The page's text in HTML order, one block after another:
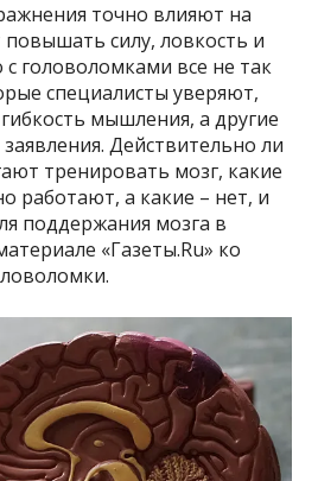
точно влияют на
силу, ловкость и
головоломками все не так
специалисты уверяют,
мышления, а другие
Действительно ли
тренировать мозг, какие
работают, а какие – нет, и
поддержания мозга в
«Газеты.Ru» ко